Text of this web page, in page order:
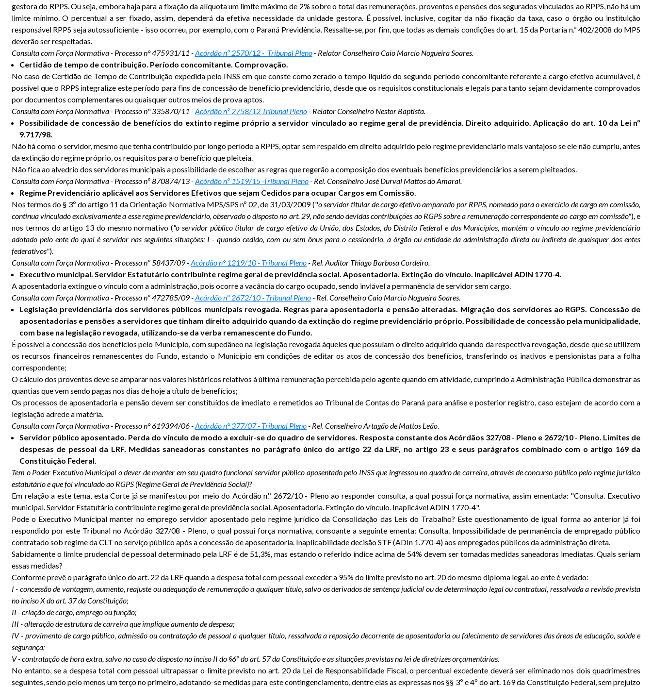
gestora do RPPS. Ou seja, embora haja para a fixação da alíquota um limite máximo de 2% sobre o total das remunerações, proventos e pensões dos segurados vinculados ao RPPS, não há um
limite mínimo. O percentual a ser fixado, assim, dependerá da efetiva necessidade da unidade gestora. É possível, inclusive, cogitar da não fixação da taxa, caso o órgão ou instituição
responsável RPPS seja autossuficiente - isso ocorreu, por exemplo, com o Paraná Previdência. Ressalte-se, por fim, que todas as demais condições do art. 15 da Portaria n.º 402/2008 do MPS
deverão ser respeitadas.
Consulta com Força Normativa - Processo n° 475931/11 -Acórdão nº 2570/12 - Tribunal Pleno- Relator Conselheiro Caio Marcio Nogueira Soares.
Certidão de tempo de contribuição. Período concomitante. Comprovação.
No caso de Certidão de Tempo de Contribuição expedida pelo INSS em que conste como zerado o tempo líquido do segundo período concomitante referente a cargo efetivo acumulável, é
possível que o RPPS integralize este período para fins de concessão de benefício previdenciário, desde que os requisitos constitucionais e legais para tanto sejam devidamente comprovados
por documentos complementares ou quaisquer outros meios de prova aptos.
Consulta com Força Normativa - Processo n° 335870/11 -Acórdão nº 2758/12 Tribunal Pleno- Relator Conselheiro Nestor Baptista.
Possibilidade de concessão de benefícios do extinto regime próprio a servidor vinculado ao regime geral de previdência. Direito adquirido. Aplicação do art. 10 da Lei nº
9.717/98.
Não há como o servidor, mesmo que tenha contribuído por longo período a RPPS, optar sem respaldo em direito adquirido pelo regime previdenciário mais vantajoso se ele não cumpriu, antes
da extinção do regime próprio, os requisitos para o benefício que pleiteia.
Não fica ao alvedrio dos servidores municipais a possibilidade de escolher as regras que regerão a composição dos eventuais benefícios previdenciários a serem pleiteados.
Consulta com Força Normativa - Processo nº 870874/13 -Acórdão nº 1519/15 -Tribunal Pleno- Rel. Conselheiro José Durval Mattos do Amaral.
Regime Previdenciário aplicável aos Servidores Efetivos que sejam Cedidos para ocupar Cargos em Comissão.
Nos termos do § 3º do artigo 11 da Orientação Normativa MPS/SPS nº 02, de 31/03/2009 ("o servidor titular de cargo efetivo amparado por RPPS, nomeado para o exercício de cargo em comissão,
continua vinculado exclusivamente a esse regime previdenciário, observado o disposto no art. 29, não sendo devidas contribuições ao RGPS sobre a remuneração correspondente ao cargo em comissão"), e
nos termos do artigo 13 do mesmo normativo ("o servidor público titular de cargo efetivo da União, dos Estados, do Distrito Federal e dos Municípios, mantém o vínculo ao regime previdenciário
adotado pelo ente do qual é servidor nas seguintes situações: I - quando cedido, com ou sem ônus para o cessionário, a órgão ou entidade da administração direta ou indireta de quaisquer dos entes
federativos").
Consulta com Força Normativa - Processo nº 58437/09 -Acórdão n° 1219/10 - Tribunal Pleno- Rel. Auditor Thiago Barbosa Cordeiro.
Executivo municipal. Servidor Estatutário contribuinte regime geral de previdência social. Aposentadoria. Extinção do vínculo. Inaplicável ADIN 1770-4.
A aposentadoria extingue o vínculo com a administração, pois ocorre a vacância do cargo ocupado, sendo inviável a permanência de servidor sem cargo.
Consulta com Força Normativa - Processo nº 472785/09 -Acórdão nº 2672/10 - Tribunal Pleno- Rel. Conselheiro Caio Marcio Nogueira Soares.
Legislação previdenciária dos servidores públicos municipais revogada. Regras para aposentadoria e pensão alteradas. Migração dos servidores ao RGPS. Concessão de
aposentadorias e pensões a servidores que tinham direito adquirido quando da extinção do regime previdenciário próprio. Possibilidade de concessão pela municipalidade,
com base na legislação revogada, utilizando-se da verba remanescente do Fundo.
É possível a concessão dos benefícios pelo Município, com supedâneo na legislação revogada àqueles que possuíam o direito adquirido quando da respectiva revogação, desde que se utilizem
os recursos financeiros remanescentes do Fundo, estando o Município em condições de editar os atos de concessão dos benefícios, transferindo os inativos e pensionistas para a folha
correspondente;
O cálculo dos proventos deve se amparar nos valores históricos relativos à última remuneração percebida pelo agente quando em atividade, cumprindo a Administração Pública demonstrar as
quantias que vem sendo pagas nos dias de hoje a título de benefícios;
Os processos de aposentadoria e pensão devem ser constituídos de imediato e remetidos ao Tribunal de Contas do Paraná para análise e posterior registro, caso estejam de acordo com a
legislação adrede a matéria.
Consulta com Força Normativa - Processo n° 619394/06 -Acórdão n° 377/07 - Tribunal Pleno- Rel. Conselheiro Artagão de Mattos Leão.
Servidor público aposentado. Perda do vínculo de modo a excluir-se do quadro de servidores. Resposta constante dos Acórdãos 327/08 - Pleno e 2672/10 - Pleno. Limites de
despesas de pessoal da LRF. Medidas saneadoras constantes no parágrafo único do artigo 22 da LRF, no artigo 23 e seus parágrafos combinado com o artigo 169 da
Constituição Federal.
Tem o Poder Executivo Municipal o dever de manter em seu quadro funcional servidor público aposentado pelo INSS que ingressou no quadro de carreira, através de concurso público pelo regime jurídico
estatutário e que foi vinculado ao RGPS (Regime Geral de Previdência Social)?
Em relação a este tema, esta Corte já se manifestou por meio do Acórdão n.º 2672/10 - Pleno ao responder consulta, a qual possui força normativa, assim ementada: "Consulta. Executivo
municipal. Servidor Estatutário contribuinte regime geral de previdência social. Aposentadoria. Extinção do vínculo. Inaplicável ADIN 1770-4".
Pode o Executivo Municipal manter no emprego servidor aposentado pelo regime jurídico da Consolidação das Leis do Trabalho? Este questionamento de igual forma ao anterior já foi
respondido por este Tribunal no Acórdão 327/08 - Pleno, o qual possui força normativa, consoante a seguinte ementa: Consulta. Impossibilidade de permanência de empregado público
contratado sob regime da CLT no serviço público após a concessão de aposentadoria. Inaplicabilidade decisão STF (ADIn 1.770-4) aos empregados públicos da administração direta.
Sabidamente o limite prudencial de pessoal determinado pela LRF é de 51,3%, mas estando o referido índice acima de 54% devem ser tomadas medidas saneadoras imediatas. Quais seriam
essas medidas?
Conforme prevê o parágrafo único do art. 22 da LRF quando a despesa total com pessoal exceder a 95% do limite previsto no art. 20 do mesmo diploma legal, ao ente é vedado:
I - concessão de vantagem, aumento, reajuste ou adequação de remuneração a qualquer título, salvo os derivados de sentença judicial ou de determinação legal ou contratual, ressalvada a revisão prevista
no inciso X do art. 37 da Constituição;
II - criação de cargo, emprego ou função;
III - alteração de estrutura de carreira que implique aumento de despesa;
IV - provimento de cargo público, admissão ou contratação de pessoal a qualquer título, ressalvada a reposição decorrente de aposentadoria ou falecimento de servidores das áreas de educação, saúde e
segurança;
V - contratação de hora extra, salvo no caso do disposto no inciso II do §6º do art. 57 da Constituição e as situações previstas na lei de diretrizes orçamentárias.
No entanto, se a despesa total com pessoal ultrapassar o limite previsto no art. 20 da Lei de Responsabilidade Fiscal, o percentual excedente deverá ser eliminado nos dois quadrimestres
seguintes, sendo pelo menos um terço no primeiro, adotando-se medidas para este contingenciamento, dentre elas as expressas nos §§ 3º e 4º do art. 169 da Constituição Federal, sem prejuízo